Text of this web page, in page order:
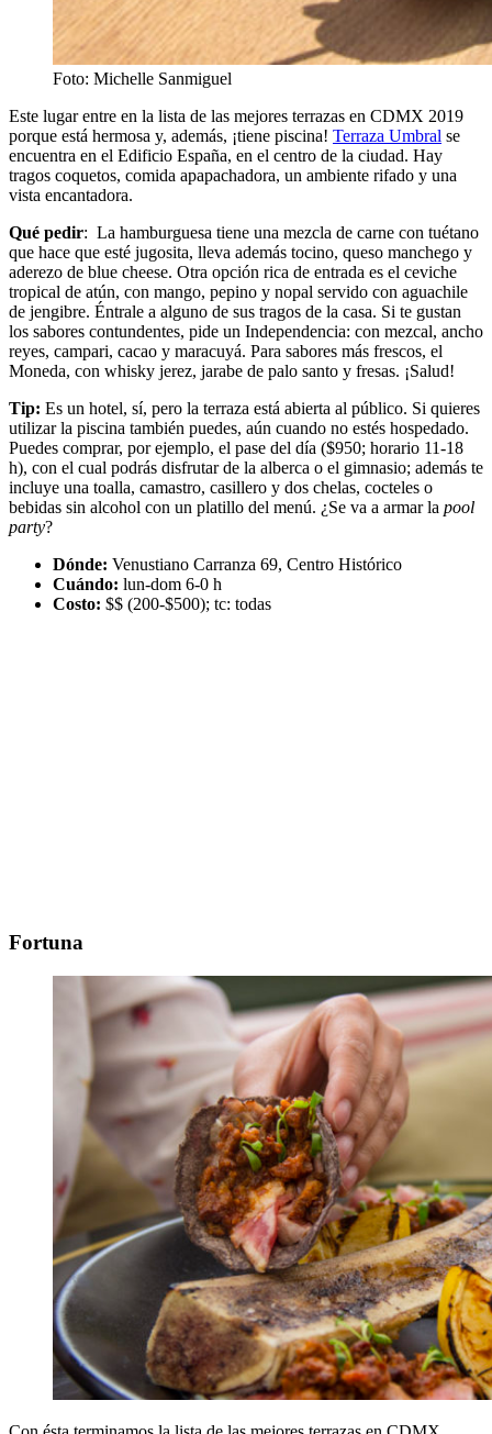
Foto: Michelle Sanmiguel
Este lugar entre en la lista de las mejores terrazas en CDMX 2019
porque está hermosa y, además, ¡tiene piscina! Terraza Umbral se
encuentra en el Edificio España, en el centro de la ciudad. Hay
tragos coquetos, comida apapachadora, un ambiente rifado y una
vista encantadora.
Qué pedir: La hamburguesa tiene una mezcla de carne con tuétano
que hace que esté jugosita, lleva además tocino, queso manchego y
aderezo de blue cheese. Otra opción rica de entrada es el ceviche
tropical de atún, con mango, pepino y nopal servido con aguachile
de jengibre. Éntrale a alguno de sus tragos de la casa. Si te gustan
los sabores contundentes, pide un Independencia: con mezcal, ancho
reyes, campari, cacao y maracuyá. Para sabores más frescos, el
Moneda, con whisky jerez, jarabe de palo santo y fresas. ¡Salud!
Tip: Es un hotel, sí, pero la terraza está abierta al público. Si quieres
utilizar la piscina también puedes, aún cuando no estés hospedado.
Puedes comprar, por ejemplo, el pase del día ($950; horario 11-18
h), con el cual podrás disfrutar de la alberca o el gimnasio; además te
incluye una toalla, camastro, casillero y dos chelas, cocteles o
bebidas sin alcohol con un platillo del menú. ¿Se va a armar la pool
party?
Dónde: Venustiano Carranza 69, Centro Histórico
Cuándo: lun-dom 6-0 h
Costo: $$ (200-$500); tc: todas
Fortuna